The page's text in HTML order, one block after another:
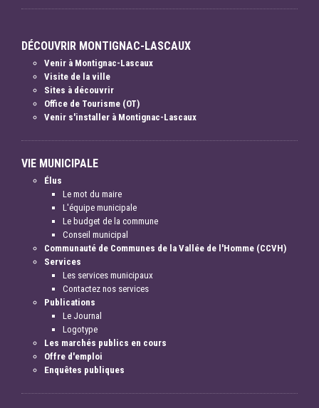
DÉCOUVRIR MONTIGNAC-LASCAUX
Venir à Montignac-Lascaux
Visite de la ville
Sites à découvrir
Office de Tourisme (OT)
Venir s'installer à Montignac-Lascaux
VIE MUNICIPALE
Élus
Le mot du maire
L'équipe municipale
Le budget de la commune
Conseil municipal
Communauté de Communes de la Vallée de l'Homme (CCVH)
Services
Les services municipaux
Contactez nos services
Publications
Le Journal
Logotype
Les marchés publics en cours
Offre d'emploi
Enquêtes publiques